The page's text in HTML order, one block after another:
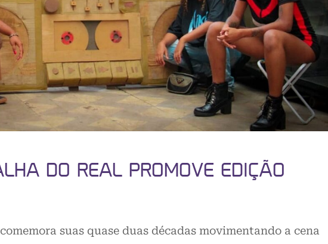
DO REAL PROMOVE EDIÇÃO
suas quase duas décadas movimentando a cena